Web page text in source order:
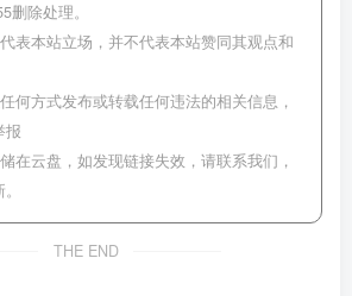
删除处理。
表本站立场，并不代表本站赞同其观点和
何方式发布或转载任何违法的相关信息，
报
在云盘，如发现链接失效，请联系我们，
THE END